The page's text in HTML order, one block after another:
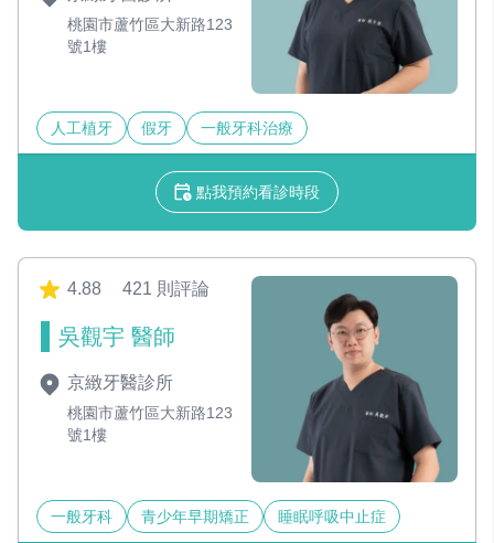
桃園市蘆竹區大新路123
號1樓
人工植牙 假牙 一般牙科治療
點我預約看診時段
4.88 421 則評論
吳觀宇 醫師
京緻牙醫診所
桃園市蘆竹區大新路123
號1樓
一般牙科 青少年早期矯正 睡眠呼吸中止症